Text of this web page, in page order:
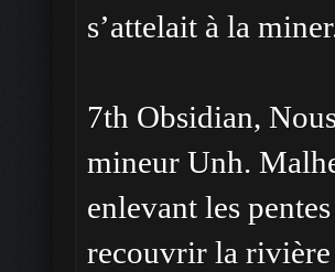
s’attelait à la
7th Obsidian,
mineur Unh.
enlevant les
recouvrir la rivière